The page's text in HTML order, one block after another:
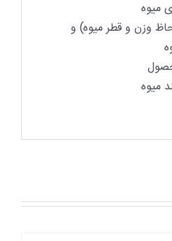
میوه
وزن و قطر میوه) و
میوه